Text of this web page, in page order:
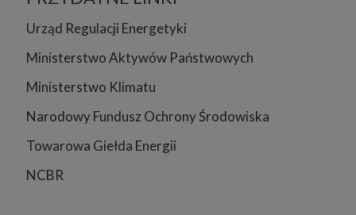
Urząd Regulacji Energetyki
Ministerstwo Aktywów Państwowych
Ministerstwo Klimatu
Narodowy Fundusz Ochrony Środowiska
Towarowa Giełda Energii
NCBR